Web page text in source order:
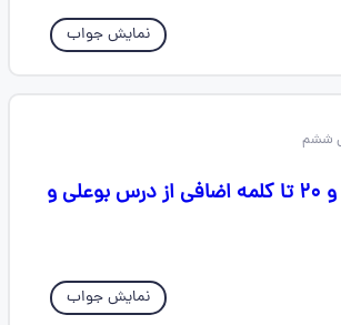
نمایش جواب
۲۰ تا کلمه وصفی و ۲۰ تا کلمه اضافی از درس بوعلی و
نمایش جواب